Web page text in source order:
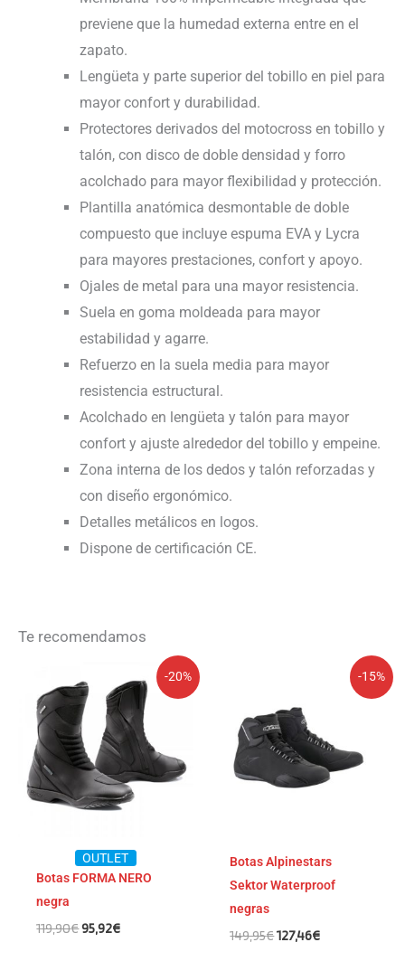
previene que la humedad externa entre en el
zapato.
Lengüeta y parte superior del tobillo en piel para
mayor confort y durabilidad.
Protectores derivados del motocross en tobillo y
talón, con disco de doble densidad y forro
acolchado para mayor flexibilidad y protección.
Plantilla anatómica desmontable de doble
compuesto que incluye espuma EVA y Lycra
para mayores prestaciones, confort y apoyo.
Ojales de metal para una mayor resistencia.
Suela en goma moldeada para mayor
estabilidad y agarre.
Refuerzo en la suela media para mayor
resistencia estructural.
Acolchado en lengüeta y talón para mayor
confort y ajuste alrededor del tobillo y empeine.
Zona interna de los dedos y talón reforzadas y
con diseño ergonómico.
Detalles metálicos en logos.
Dispone de certificación CE.
Te recomendamos
-20%
OUTLET
Botas FORMA NERO
negra
119,90€
precio
original
era:
119,90€.
95,92€
precio
actual
es:
95,92€.
-15%
Botas Alpinestars
Sektor Waterproof
negras
149,95€
original
era:
149,95€.
127,46€
precio
127,46€.